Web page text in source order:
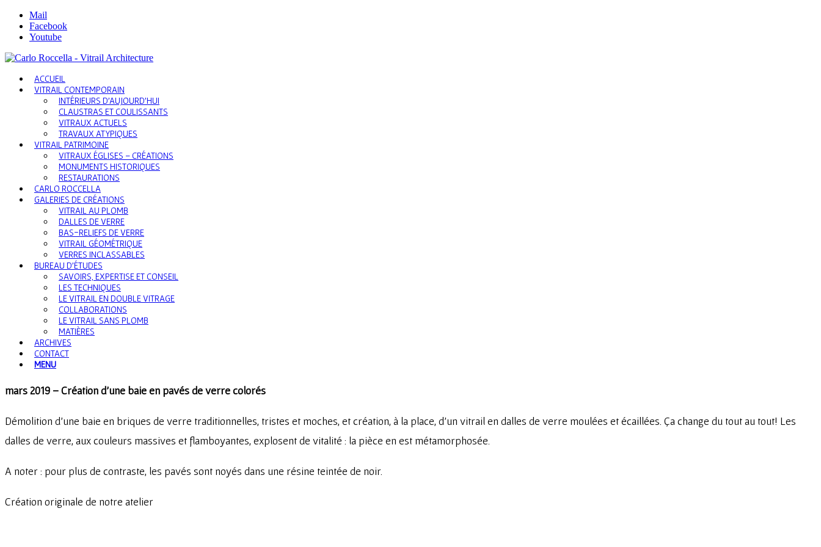
Mail
Facebook
Youtube
ACCUEIL
VITRAIL CONTEMPORAIN
INTÉRIEURS D’AUJOURD’HUI
CLAUSTRAS ET COULISSANTS
VITRAUX ACTUELS
TRAVAUX ATYPIQUES
VITRAIL PATRIMOINE
VITRAUX ÉGLISES – CRÉATIONS
MONUMENTS HISTORIQUES
RESTAURATIONS
CARLO ROCCELLA
GALERIES DE CRÉATIONS
VITRAIL AU PLOMB
DALLES DE VERRE
BAS-RELIEFS DE VERRE
VITRAIL GÉOMÉTRIQUE
VERRES INCLASSABLES
BUREAU D’ÉTUDES
SAVOIRS, EXPERTISE ET CONSEIL
LES TECHNIQUES
LE VITRAIL EN DOUBLE VITRAGE
COLLABORATIONS
LE VITRAIL SANS PLOMB
MATIÈRES
ARCHIVES
CONTACT
MENU
mars 2019 – Création d’une baie en pavés de verre colorés
Démolition d’une baie en briques de verre traditionnelles, tristes et moches, et création, à la place, d’un vitrail en dalles de verre moulées et écaillées. Ça change du tout au tout! Les
dalles de verre, aux couleurs massives et flamboyantes, explosent de vitalité : la pièce en est métamorphosée.
A noter : pour plus de contraste, les pavés sont noyés dans une résine teintée de noir.
Création originale de notre atelier